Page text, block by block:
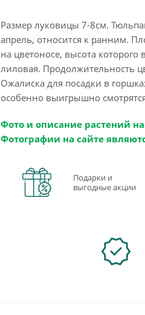
Размер луковицы 7-8см.
апрель, относится к ранним.
на цветоносе, высота
лиловая. Продолжительность
Ожалиска для посадки в
особенно выигрышно
Фото и описание растений
Фотографии на сайте
Подарки и
выгодные акции